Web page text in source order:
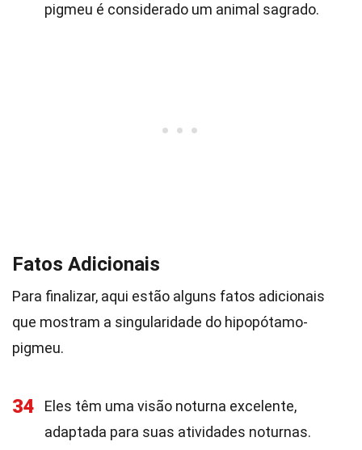
pigmeu é considerado um animal sagrado.
Fatos Adicionais
Para finalizar, aqui estão alguns fatos adicionais
que mostram a singularidade do hipopótamo-
pigmeu.
34
Eles têm uma visão noturna excelente,
adaptada para suas atividades noturnas.